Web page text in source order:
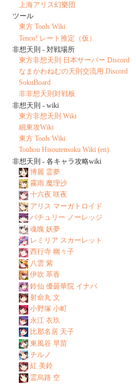
上海アリス幻樂団
ツール
東方 Tools Wiki
Tenco! レート推定（仮）
非想天則 - 対戦場所
東方非想天則 日本サーバー Discord
なまかわねむの天則交流用 Discord
SokuBoard
非非想天則対戦板
非想天則 - wiki
東方非想天則 Wiki
細東攻Wiki
東方 Tools Wiki
Touhou Hisoutensoku Wiki (en)
非想天則 - 各キャラ攻略wiki
博麗 霊夢
霧雨 魔理沙
十六夜 咲夜
アリス マーガトロイド
パチュリー ノーレッジ
魂魄 妖夢
レミリア スカーレット
西行寺 幽々子
八雲 紫
伊吹 萃香
鈴仙 優曇華院 イナバ
射命丸 文
小野塚 小町
永江 衣玖
比那名居 天子
東風谷 早苗
チルノ
紅 美鈴
霊烏路 空